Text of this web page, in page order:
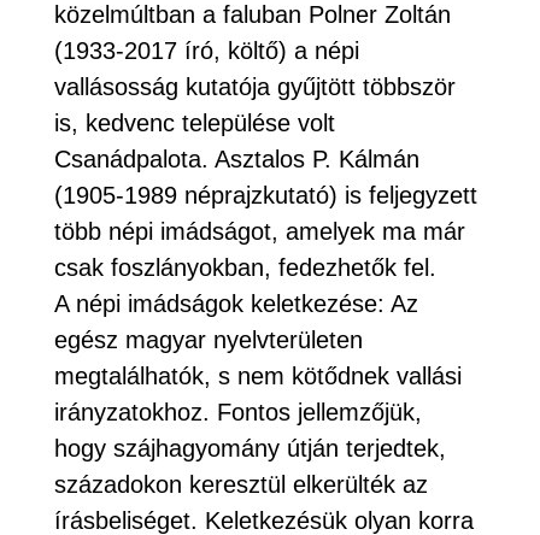
közelmúltban a faluban Polner Zoltán
(1933-2017 író, költő) a népi
vallásosság kutatója gyűjtött többször
is, kedvenc települése volt
Csanádpalota. Asztalos P. Kálmán
(1905-1989 néprajzkutató) is feljegyzett
több népi imádságot, amelyek ma már
csak foszlányokban, fedezhetők fel.
A népi imádságok keletkezése: Az
egész magyar nyelvterületen
megtalálhatók, s nem kötődnek vallási
irányzatokhoz. Fontos jellemzőjük,
hogy szájhagyomány útján terjedtek,
századokon keresztül elkerülték az
írásbeliséget. Keletkezésük olyan korra